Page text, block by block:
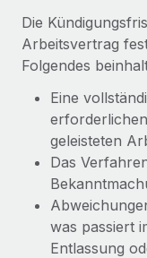
Mehr erfahren
Die
Arbeitsvertrag
Folgendes
Eine
geleisteten
Das
was passiert
Entlassung